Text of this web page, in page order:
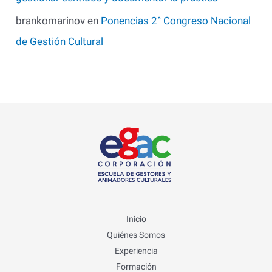
brankomarinov en Ponencias 2° Congreso Nacional
de Gestión Cultural
Inicio
Quiénes Somos
Experiencia
Formación